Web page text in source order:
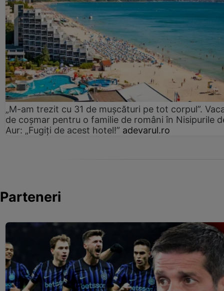
„M-am trezit cu 31 de mușcături pe tot corpul”.
de coșmar pentru o familie de români în Nisipurile
Aur: „Fugiți de acest hotel!” adevarul.ro
Parteneri